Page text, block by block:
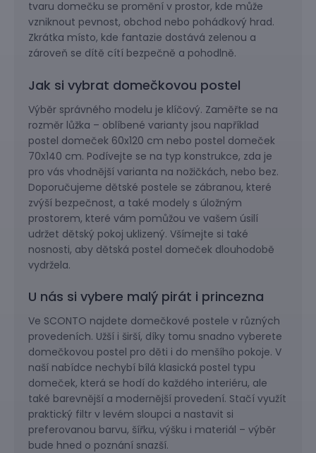
tvaru domečku se promění v prostor, kde může
vzniknout pevnost, obchod nebo pohádkový hrad.
Zkrátka místo, kde fantazie dostává zelenou a
zároveň se dítě cítí bezpečně a pohodlně.
Jak si vybrat domečkovou postel
Výběr správného modelu je klíčový. Zaměřte se na
rozměr lůžka – oblíbené varianty jsou například
postel domeček 60x120 cm nebo postel domeček
70x140 cm. Podívejte se na typ konstrukce, zda je
pro vás vhodnější varianta na nožičkách, nebo bez.
Doporučujeme dětské postele se zábranou, které
zvýší bezpečnost, a také modely s úložným
prostorem, které vám pomůžou ve vašem úsilí
udržet dětský pokoj uklizený. Všímejte si také
nosnosti, aby dětská postel domeček dlouhodobě
vydržela.
U nás si vybere malý pirát i princezna
Ve SCONTO najdete domečkové postele v různých
provedeních. Užší i širší, díky tomu snadno vyberete
domečkovou postel pro děti i do menšího pokoje. V
naší nabídce nechybí bílá klasická postel typu
domeček, která se hodí do každého interiéru, ale
také barevnější a modernější provedení. Stačí využít
praktický filtr v levém sloupci a nastavit si
preferovanou barvu, šířku, výšku i materiál – výběr
bude hned o poznání snazší.